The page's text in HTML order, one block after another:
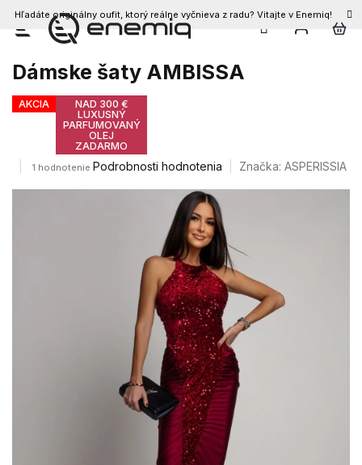
Prejsť
obsah
Hľadáte originálny oufit, ktorý reálne vyčnieva z radu? Vitajte v Enemiq!
Dámske šaty AMBISSA
AKCIA
NAD 300 €
LUXUSNÝ
PARFUMOVANÝ
OLEJ
ZADARMO
Priemerné
1 hodnotenie Podrobnosti hodnotenia Značka: ASPERISSIA